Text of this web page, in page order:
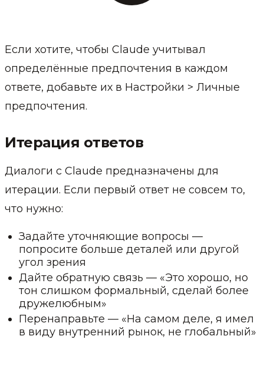
Если хотите, чтобы Claude учитывал
определённые предпочтения в каждом
ответе, добавьте их в Настройки > Личные
предпочтения.
Итерация ответов
Диалоги с Claude предназначены для
итерации. Если первый ответ не совсем то,
что нужно:
Задайте уточняющие вопросы —
попросите больше деталей или другой
угол зрения
Дайте обратную связь — «Это хорошо, но
тон слишком формальный, сделай более
дружелюбным»
Перенаправьте — «На самом деле, я имел
в виду внутренний рынок, не глобальный»